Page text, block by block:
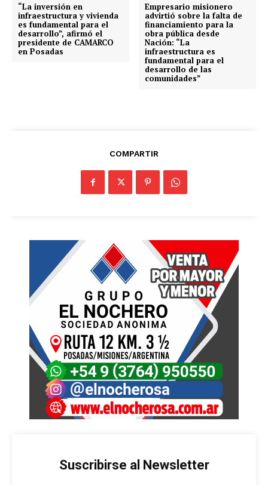
“La inversión en
infraestructura y vivienda
es fundamental para el
desarrollo”, afirmó el
presidente de CAMARCO
en Posadas
Empresario misionero
advirtió sobre la falta de
financiamiento para la
obra pública desde
Nación: “La
infraestructura es
fundamental para el
desarrollo de las
comunidades”
COMPARTIR
Suscribirse al Newsletter